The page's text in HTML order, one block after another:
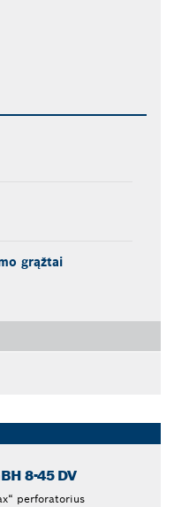
grąžtai
8-45 DV
perforatorius